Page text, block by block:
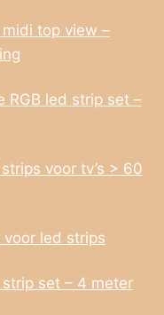
top view –
RGB led strip set –
voor tv’s > 60
led strips
set – 4 meter